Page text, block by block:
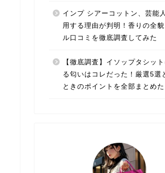
インプ シアーコットン、芸能
用する理由が判明！香りの全
ル口コミを徹底調査してみた
【徹底調査】イソップタシッ
る匂いはコレだった！厳選5選
ときのポイントを全部まとめた